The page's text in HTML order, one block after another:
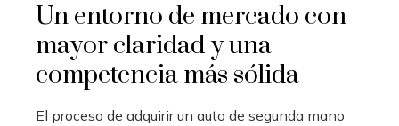
Un entorno de mercado con
mayor claridad y una
competencia más sólida
El proceso de adquirir un auto de segunda mano